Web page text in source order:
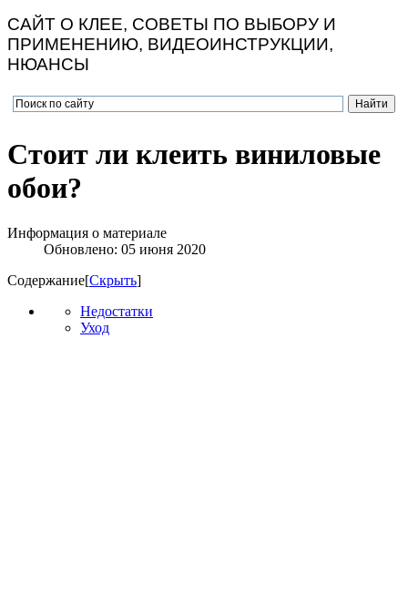
САЙТ О КЛЕЕ, СОВЕТЫ ПО ВЫБОРУ И
ПРИМЕНЕНИЮ, ВИДЕОИНСТРУКЦИИ,
НЮАНСЫ
Стоит ли клеить виниловые
обои?
Информация о материале
Обновлено: 05 июня 2020
Содержание[Скрыть]
Недостатки
Уход